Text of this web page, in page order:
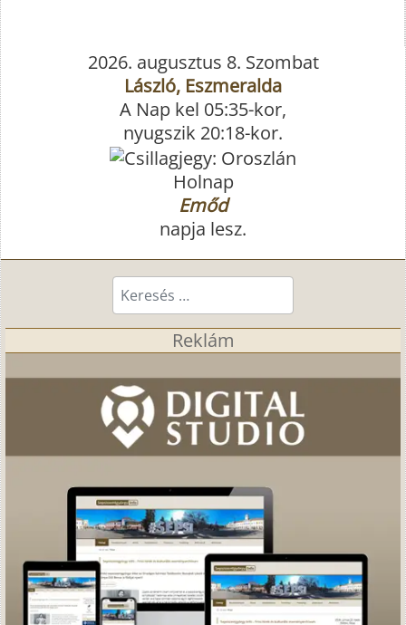
2026. augusztus 8. Szombat
László, Eszmeralda
A Nap kel 05:35-kor,
nyugszik 20:18-kor.
Holnap
Emőd
napja lesz.
Keresés...
Reklám